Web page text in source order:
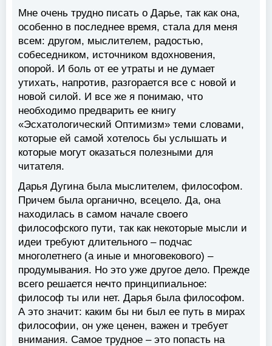
Мне очень трудно писать о Дарье, так как она,
особенно в последнее время, стала для меня
всем: другом, мыслителем, радостью,
собеседником, источником вдохновения,
опорой. И боль от ее утраты и не думает
утихать, напротив, разгорается все с новой и
новой силой. И все же я понимаю, что
необходимо предварить ее книгу
«Эсхатологический Оптимизм» теми словами,
которые ей самой хотелось бы услышать и
которые могут оказаться полезными для
читателя.
Дарья Дугина была мыслителем, философом.
Причем была органично, всецело. Да, она
находилась в самом начале своего
философского пути, так как некоторые мысли и
идеи требуют длительного – подчас
многолетнего (а иные и многовекового) –
продумывания. Но это уже другое дело. Прежде
всего решается нечто принципиальное:
философ ты или нет. Дарья была философом.
А это значит: каким бы ни был ее путь в мирах
философии, он уже ценен, важен и требует
внимания. Самое трудное – это попасть на